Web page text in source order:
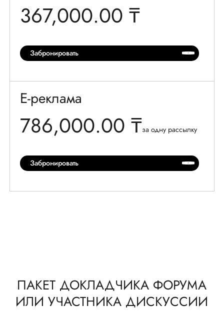
367,000.00 ₸
Забронировать
E-реклама
786,000.00 ₸за одну рассылку
Забронировать
ПАКЕТ ДОКЛАДЧИКА ФОРУМА
ИЛИ УЧАСТНИКА ДИСКУССИИ